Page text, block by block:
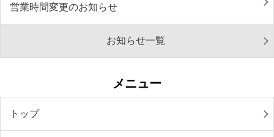
営業時間変更のお知らせ
お知らせ一覧
メニュー
トップ